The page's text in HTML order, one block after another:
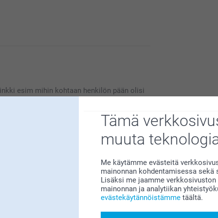
Tämä
muuta
Me käytämme evästeitä
mainonnan kohdentamisessa
Lisäksi me jaamme
mainonnan ja analytiikan
evästekäytännöistämme täältä.
esim mihin kohtaan henkilön pään olisi
apua, mikäli tarvitset sitä 😊
Mutta vähän jäi harmittamaan kun ei tullut